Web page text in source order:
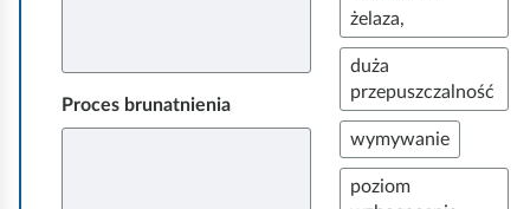
Proces brunatnienia
r
z
e
n
i
e
ś
e
żelaza,
P
r
z
e
n
i
duża
przepuszczalność
P
r
z
wymywanie
P
poziom